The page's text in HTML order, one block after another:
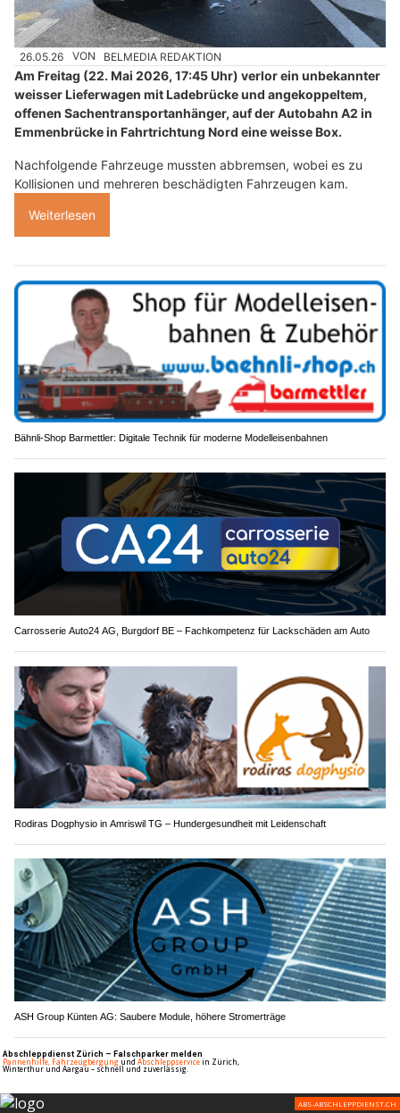
26.05.26 VON BELMEDIA REDAKTION
Am Freitag (22. Mai 2026, 17:45 Uhr) verlor ein unbekannter
weisser Lieferwagen mit Ladebrücke und angekoppeltem,
offenen Sachentransportanhänger, auf der Autobahn A2 in
Emmenbrücke in Fahrtrichtung Nord eine weisse Box.
Nachfolgende Fahrzeuge mussten abbremsen, wobei es zu
Kollisionen und mehreren beschädigten Fahrzeugen kam.
Weiterlesen
Bähnli-Shop Barmettler: Digitale Technik für moderne Modelleisenbahnen
Carrosserie Auto24 AG, Burgdorf BE – Fachkompetenz für Lackschäden am Auto
Rodiras Dogphysio in Amriswil TG – Hundergesundheit mit Leidenschaft
ASH Group Künten AG: Saubere Module, höhere Stromerträge
Flüelen UR: Auto dreht sich nach Aufprall um
360 Grad – A2 stundenlang einspurig befahrbar